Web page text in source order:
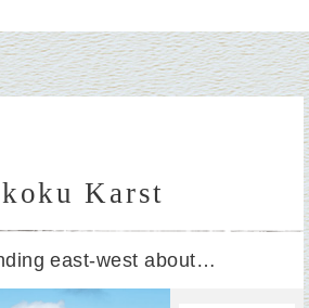
Karst
east-west about…